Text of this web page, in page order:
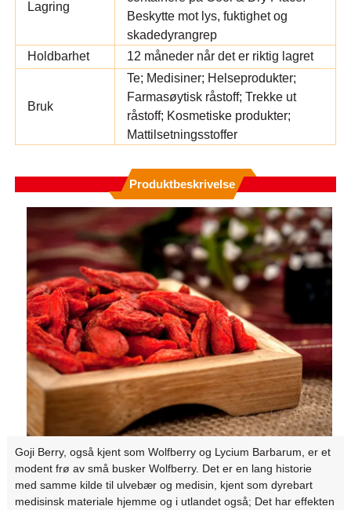
Lagring
Beskytte mot lys, fuktighet og
skadedyrangrep
Holdbarhet
12 måneder når det er riktig lagret
Bruk
Te; Medisiner; Helseprodukter;
Farmasøytisk råstoff; Trekke ut
råstoff; Kosmetiske produkter;
Mattilsetningsstoffer
Produktbeskrivelse
Goji Berry, også kjent som Wolfberry og Lycium Barbarum, er et
modent frø av små busker Wolfberry. Det er en lang historie
med samme kilde til ulvebær og medisin, kjent som dyrebart
medisinsk materiale hjemme og i utlandet også; Det har effekten